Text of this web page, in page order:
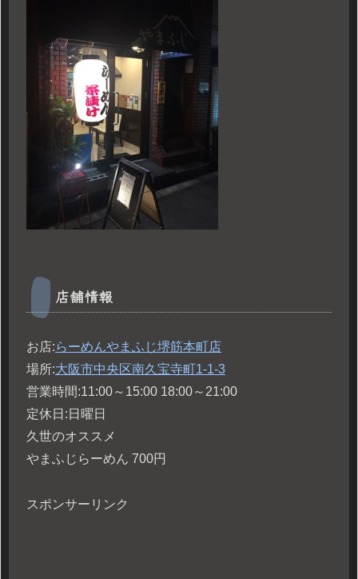
店舗情報
お店:らーめんやまふじ堺筋本町店
場所:大阪市中央区南久宝寺町1-1-3
営業時間:11:00～15:00 18:00～21:00
定休日:日曜日
久世のオススメ
やまふじらーめん 700円
スポンサーリンク